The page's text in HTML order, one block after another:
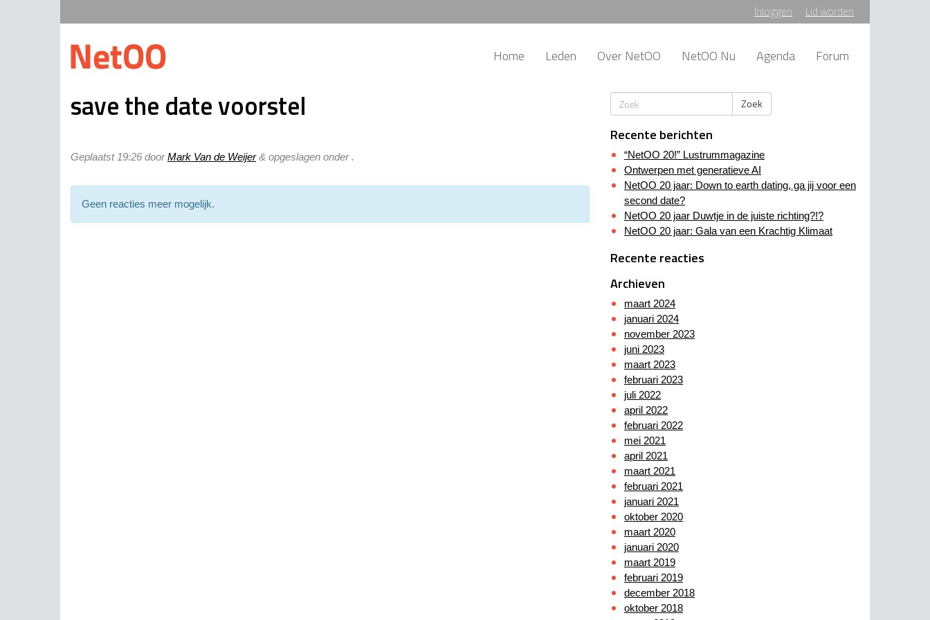
Inloggen Lid worden
Home Leden Over NetOO NetOO Nu Agenda Forum
save the date voorstel
Geplaatst 19:26 doorMark Van de Weijer & opgeslagen onder .
Geen reacties meer mogelijk.
Zoek
Recente berichten
“NetOO 20!” Lustrummagazine
Ontwerpen met generatieve AI
NetOO 20 jaar: Down to earth dating, ga jij voor een
second date?
NetOO 20 jaar Duwtje in de juiste richting?!?
NetOO 20 jaar: Gala van een Krachtig Klimaat
Recente reacties
Archieven
maart 2024
januari 2024
november 2023
juni 2023
maart 2023
februari 2023
juli 2022
april 2022
februari 2022
mei 2021
april 2021
maart 2021
februari 2021
januari 2021
oktober 2020
maart 2020
januari 2020
maart 2019
februari 2019
december 2018
oktober 2018